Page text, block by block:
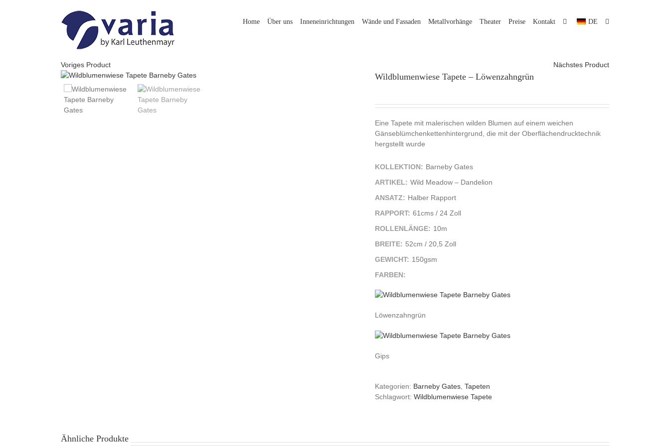
Home Über uns Inneneinrichtungen Wände und Fassaden Metallvorhänge Theater Preise Kontakt DE
Voriges Product Nächstes Product
Wildblumenwiese Tapete – Löwenzahngrün
Eine Tapete mit malerischen wilden Blumen auf einem weichen
Gänseblümchenkettenhintergrund, die mit der Oberflächendrucktechnik
hergstellt wurde
KOLLEKTION: Barneby Gates
ARTIKEL: Wild Meadow – Dandelion
ANSATZ: Halber Rapport
RAPPORT: 61cms / 24 Zoll
ROLLENLÄNGE: 10m
BREITE: 52cm / 20,5 Zoll
GEWICHT: 150gsm
FARBEN:
Löwenzahngrün
Gips
Kategorien: Barneby Gates Tapeten
Schlagwort: Wildblumenwiese Tapete
Ähnliche Produkte